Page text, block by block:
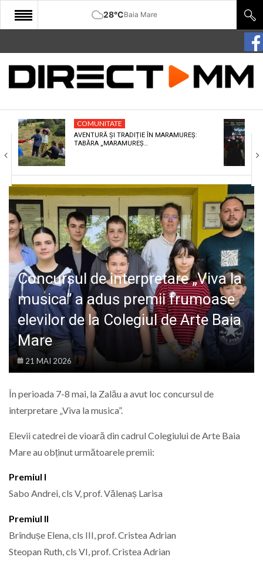
28°CBaia Mare
START
COMUNITATE
CULTURA
ECONOMIE
SANATATE
SPORT
SPECIAL
POLITIC
LIFE
COMUNITATE
AVENTURĂ ȘI TRADIȚIE ÎN MARAMUREȘ:
TABĂRA „MARAMUREȘ…
Concursul de interpretare „Viva la
musica” a adus premii frumoase
elevilor de la Colegiul de Arte Baia
Mare
21 MAI 2026
În perioada 7-8 mai, la Zalău a avut loc concursul de
interpretare „Viva la musica”.
Elevii catedrei de vioară din cadrul Colegiului de Arte Baia
Mare au obținut următoarele premii:
Premiul I
Sabo Andrei, cls V, prof. Vălenaș Larisa
Premiul II
Brîndușe Elena, cls III, prof. Cristea Adrian
Steopan Ruth, cls VI, prof. Cristea Adrian